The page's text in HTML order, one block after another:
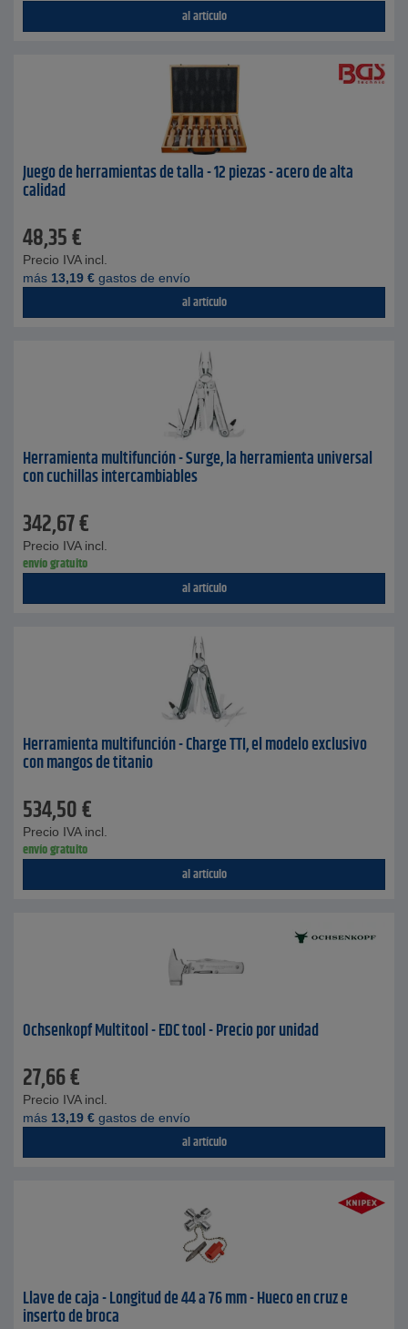
al artículo
Juego de herramientas de talla - 12 piezas - acero de alta
calidad
48,35€
Precio IVA incl.
más 13,19 € gastos de envío
al artículo
Herramienta multifunción - Surge, la herramienta universal
con cuchillas intercambiables
342,67€
Precio IVA incl.
envío gratuito
al artículo
Herramienta multifunción - Charge TTI, el modelo exclusivo
con mangos de titanio
534,50€
Precio IVA incl.
envío gratuito
al artículo
Ochsenkopf Multitool - EDC tool - Precio por unidad
27,66€
Precio IVA incl.
más 13,19 € gastos de envío
al artículo
Llave de caja - Longitud de 44 a 76 mm - Hueco en cruz e
inserto de broca